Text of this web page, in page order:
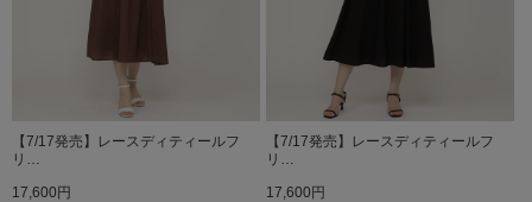
【7/17発売】レースディティールフ
リ…
17,600円
【7/17発売】レースディティールフ
リ…
17,600円